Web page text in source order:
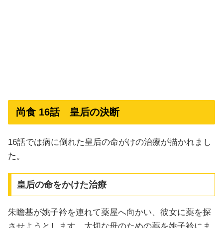
尚食 16話 皇后の決断
16話では病に倒れた皇后の命がけの治療が描かれまし
た。
皇后の命をかけた治療
朱瞻基が姚子衿を連れて薬屋へ向かい、彼女に薬を探